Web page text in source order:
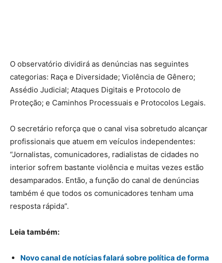
O observatório dividirá as denúncias nas seguintes
categorias: Raça e Diversidade; Violência de Gênero;
Assédio Judicial; Ataques Digitais e Protocolo de
Proteção; e Caminhos Processuais e Protocolos Legais.
O secretário reforça que o canal visa sobretudo alcançar
profissionais que atuem em veículos independentes:
“Jornalistas, comunicadores, radialistas de cidades no
interior sofrem bastante violência e muitas vezes estão
desamparados. Então, a função do canal de denúncias
também é que todos os comunicadores tenham uma
resposta rápida”.
Leia também:
Novo canal de notícias falará sobre política de forma